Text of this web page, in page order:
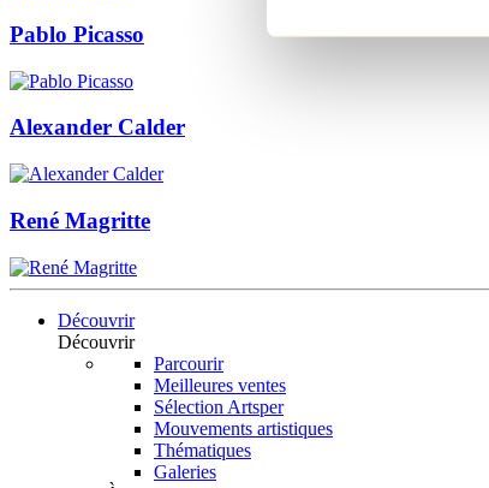
Pablo Picasso
Alexander Calder
René Magritte
Découvrir
Découvrir
Parcourir
Meilleures ventes
Sélection Artsper
Mouvements artistiques
Thématiques
Galeries